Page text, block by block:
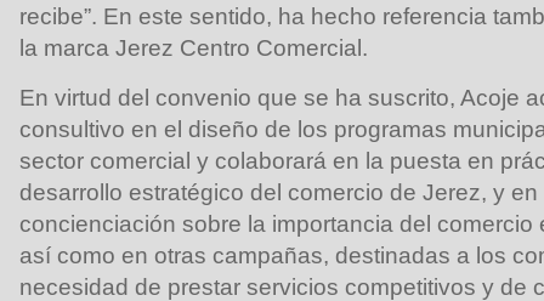
recibe”. En este sentido, ha hecho referencia
la marca Jerez Centro Comercial.
En virtud del convenio que se ha suscrito, Acoje
consultivo en el diseño de los programas
sector comercial y colaborará en la puesta en
desarrollo estratégico del comercio de Jerez, y
concienciación sobre la importancia del comercio
así como en otras campañas, destinadas a los
necesidad de prestar servicios competitivos y de